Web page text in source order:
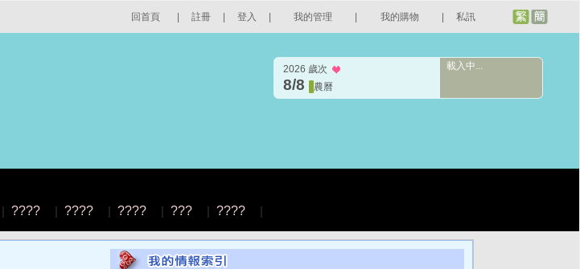
回首頁 註冊 登入 我的管理 我的購物 私訊
2026 歲次
8/8 農曆
載入中...
| ???? | ???? | ???? | ??? | ???? |